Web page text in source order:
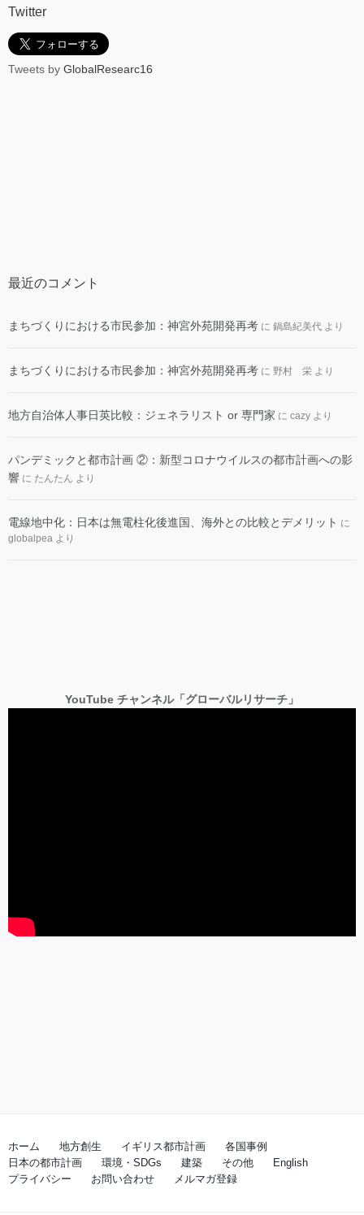
Twitter
Tweets by GlobalResearc16
最近のコメント
まちづくりにおける市民参加：神宮外苑開発再考 に 鍋島紀美代 より
まちづくりにおける市民参加：神宮外苑開発再考 に 野村 栄 より
地方自治体人事日英比較：ジェネラリスト or 専門家 に cazy より
パンデミックと都市計画 ②：新型コロナウイルスの都市計画への影
響 に たんたん より
電線地中化：日本は無電柱化後進国、海外との比較とデメリット に
globalpea より
YouTube チャンネル「グローバルリサーチ」
ホーム 地方創生 イギリス都市計画
各国事例
日本の都市計画
環境・SDGs 建築 その他
English
プライバシー
お問い合わせ メルマガ登録